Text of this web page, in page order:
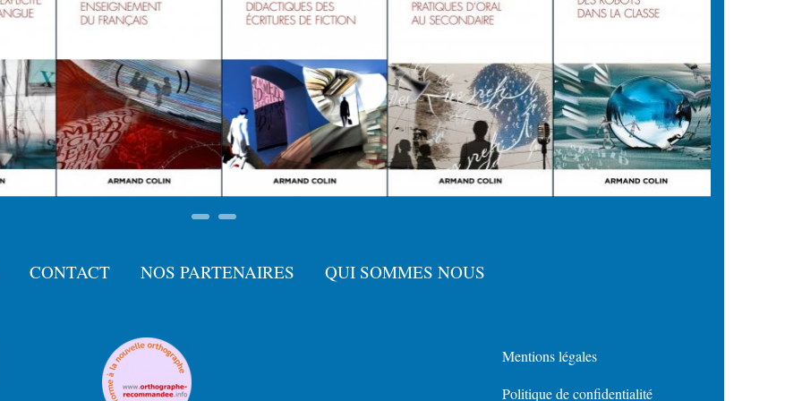
CONTACT NOS PARTENAIRES QUI SOMMES NOUS
Menu
Mentions légales
Politique de confidentialité